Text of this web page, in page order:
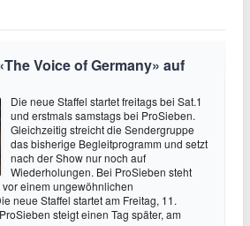
Voice of Germany» auf
Die neue Staffel startet freitags bei Sat.1
und erstmals samstags bei ProSieben.
Gleichzeitig streicht die Sendergruppe
das bisherige Begleitprogramm und setzt
nach der Show nur noch auf
Wiederholungen. Bei ProSieben steht
einem ungewöhnlichen
neue Staffel startet am Freitag, 11.
steigt einen Tag später, am